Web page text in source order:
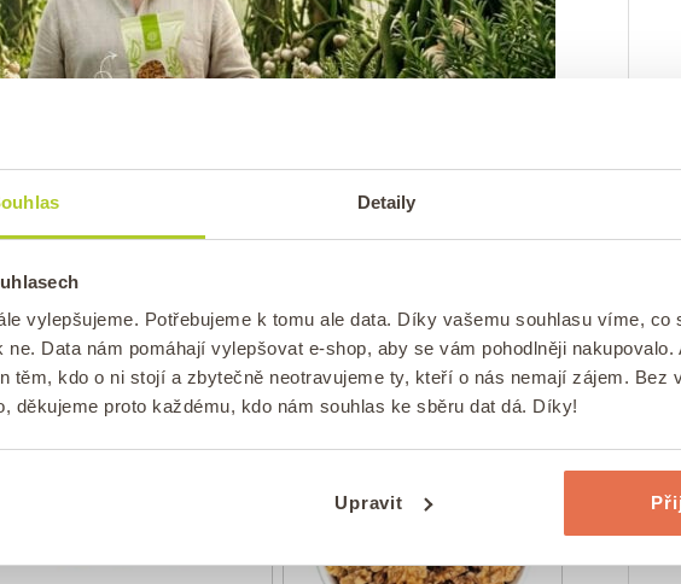
Detaily
vylepšujeme. Potřebujeme k tomu ale data. Díky vašemu souhlasu víme, co
ne. Data nám pomáhají vylepšovat e-shop, aby se vám pohodlněji nakupovalo.
těm, kdo o ni stojí a zbytečně neotravujeme ty, kteří o nás nemají zájem. Bez
děkujeme proto každému, kdo nám souhlas ke sběru dat dá. Díky!
Upravit
,lískové